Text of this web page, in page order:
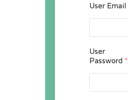
User Email
User
Password *